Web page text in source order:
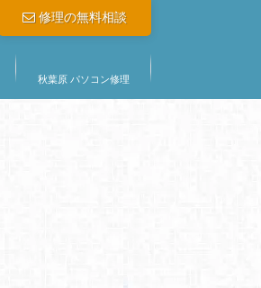
修理の無料相談
秋葉原 パソコン修理